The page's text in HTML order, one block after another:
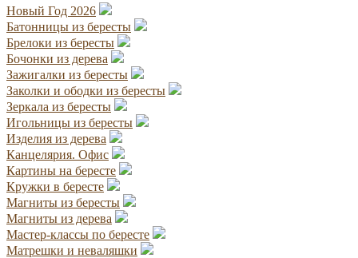
Новый Год 2026
Батонницы из бересты
Брелоки из бересты
Бочонки из дерева
Зажигалки из бересты
Заколки и ободки из бересты
Зеркала из бересты
Игольницы из бересты
Изделия из дерева
Канцелярия. Офис
Картины на бересте
Кружки в бересте
Магниты из бересты
Магниты из дерева
Мастер-классы по бересте
Матрешки и неваляшки